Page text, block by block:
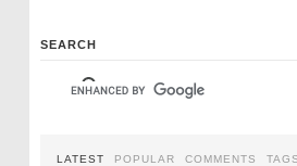
SEARCH
LATEST POPULAR COMMENTS TAGS